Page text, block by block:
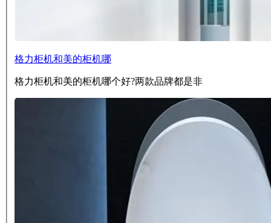
格力柜机和美的柜机哪
格力柜机和美的柜机哪个好?两款品牌都是非